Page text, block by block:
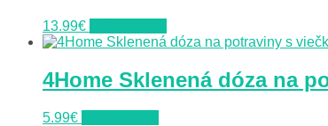
13.99€
4Home Sklenená dóza na
5.99€